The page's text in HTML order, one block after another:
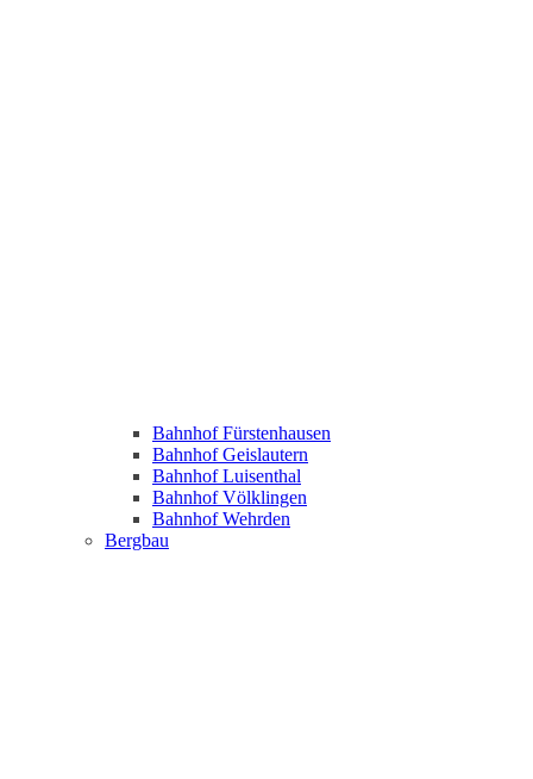
Bahnhof Fürstenhausen
Bahnhof Geislautern
Bahnhof Luisenthal
Bahnhof Völklingen
Bahnhof Wehrden
Bergbau